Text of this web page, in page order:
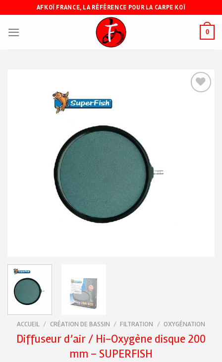
content
AFKOÏ FRANCE, LA RÉFÉRENCE POUR LA CARPE KOÏ
0
ACCUEIL / CRÉATION DE BASSIN / FILTRATION / OXYGÉNATION
Diffuseur d’air / Hi-Oxygène disque 200
mm – SUPERFISH